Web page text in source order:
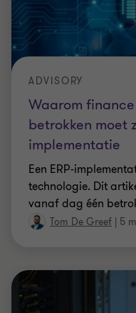
Waarom
betrokken moet
implementatie
ADVISORY
Een ERP-
technologie. Dit
vanaf dag één
Tom De Greef | 5